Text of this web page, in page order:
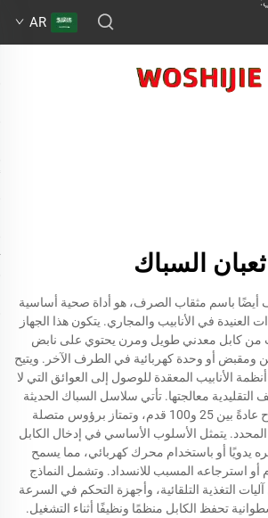
AR
ثعبان السباك
أيضًا باسم مثقاب الصرف، هو أداة صحية أساسية
العنيدة في الأنابيب والمجاري. يتكون هذا الجهاز
من كابل معدني طويل ومرن يحتوي على نابض
ومقبض أو وحدة كهربائية في الطرف الآخر. ويتيح
الأنابيب المعقدة للوصول إلى العوائق التي لا
معالجتها. تأتي سلاسل السباك الحديثة
بطول مختلف، يتراوح عادةً بين 25 و100 قدم، وتمتاز برؤوس متصلة
يتمثل الأسلوب الأساسي في إدخال الكابل
يدويًا أو باستخدام محرك كهربائي، مما يسمح
استرجاعه المسبب للانسداد. وتشمل النماذج
التغذية التلقائية، وأجهزة التحكم في السرعة
تحفظ الكابل منظمًا ونظيفًا أثناء التشغيل.